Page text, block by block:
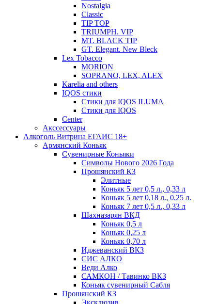
Nostalgia
Classic
TIP TOP
TRIUMPH. VIP
MT. BLACK TIP
GT. Elegant. New Bleck
Lex Tobacco
MORION
SOPRANO, LEX, ALEX
Karelia and others
IQOS стики
Стики для IQOS ILUMA
Стики для IQOS
Сenter
Акссессуары
Алкоголь Витрина ЕГАИС 18+
Армянский Коньяк
Сувенирные Коньяки
Символы Нового 2026 Года
Прошянский КЗ
Элитные
Коньяк 5 лет 0,5 л., 0,33 л
Коньяк 5 лет 0,18 л., 0,25 л.
Коньяк 7 лет 0,5 л., 0,33 л
Шахназарян ВКД
Коньяк 0,5 л
Коньяк 0,25 л
Коньяк 0,70 л
Иджеванский ВКЗ
СИС АЛКО
Веди Алко
САМКОН / Тавинко ВКЗ
Коньяк сувенирный Сабля
Прошянский КЗ
Эксклюзив